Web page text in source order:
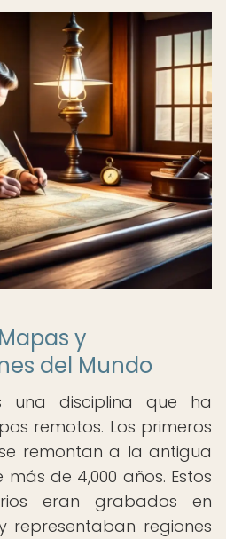
y
del Mundo
una disciplina que ha
remotos. Los primeros
remontan a la antigua
de 4,000 años. Estos
eran grabados en
representaban regiones